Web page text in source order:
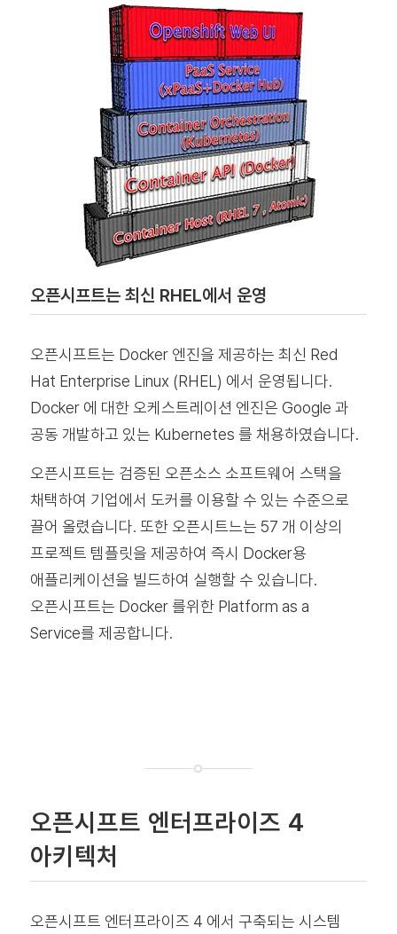
오픈시프트는 최신 RHEL에서 운영
오픈시프트는 Docker 엔진을 제공하는 최신 Red
Hat Enterprise Linux (RHEL) 에서 운영됩니다.
Docker 에 대한 오케스트레이션 엔진은 Google 과
공동 개발하고 있는 Kubernetes 를 채용하였습니다.
오픈시프트는 검증된 오픈소스 소프트웨어 스택을
채택하여 기업에서 도커를 이용할 수 있는 수준으로
끌어 올렸습니다. 또한 오픈시트느는 57 개 이상의
프로젝트 템플릿을 제공하여 즉시 Docker용
애플리케이션을 빌드하여 실행할 수 있습니다.
오픈시프트는 Docker 를위한 Platform as a
Service를 제공합니다.
오픈시프트 엔터프라이즈 4
아키텍처
오픈시프트 엔터프라이즈 4 에서 구축되는 시스템